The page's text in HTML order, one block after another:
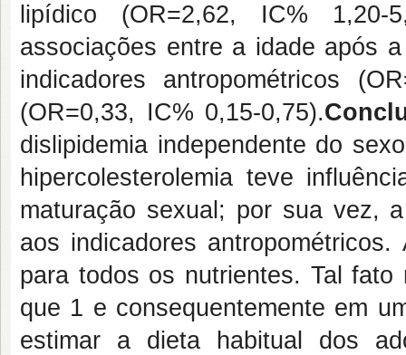
lipídico (OR=2,62, IC% 1,20-
associações entre a idade após
indicadores antropométricos
(OR=0,33, IC% 0,15-0,75).
dislipidemia independente do
hipercolesterolemia teve
maturação sexual; por sua vez,
aos indicadores
para todos os nutrientes. Tal
que 1 e consequentemente em
estimar a dieta habitual dos